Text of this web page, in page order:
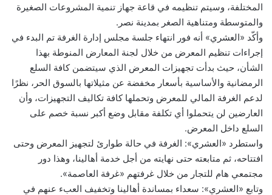
المختلفة، وسيتم تنظيمه في قاعة جهاز تنمية المشروعات الصغيرة
والمتوسطة ومتناهية الصغر بمدينة نصر.
وأكّد «العشري» أنه فور انتهاء جلسة مجلس إدارة الغرفة تم البدء في
إجراءات تنظيم المعرض من خلال لجنة المعارض المنوطة بهذا
الشأن، حيث بدأت تجهيزات المعرض الذي سيتضمن كافة السلع
الرمضانية والأساسية بأسعار مخفضة عن مثيلاتها بالسوق الحر، نظرًا
لدعم الغرفة المالي للمعرض وتحملها كافة تكاليف التجهيزات، وأن
العارضين لن يتحملوا أي تكلفة مقابل وضع أكبر نسبة خصم على
السلع داخل المعرض.
واستطرد «العشري»: الغرفة في حالة طوارئ لتجهيز المعرض وحتى
افتتاحه، ثم متابعته حتى نهايته من أجل خدمة أهالينا، وهذا دور
مجتمعي هام للتجار من خلال غرفتهم «غرفة العاصمة».
وتابع «العشري»: سعداء بمساندة أهالينا وتخفيف العبء عنهم في